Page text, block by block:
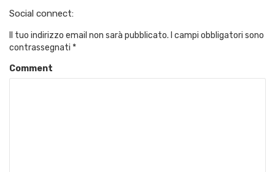
Social connect:
Il tuo indirizzo email non sarà pubblicato. I campi obbligatori sono
contrassegnati *
Comment